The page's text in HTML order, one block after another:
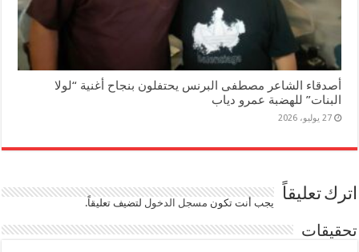
أصدقاء الشاعر مصطفى البرنس يحتفلون بنجاح أغنية “لولا
البنات” للهضبة عمرو دياب
27 يوليو، 2026
اترك تعليقاً يجب أنت تكون مسجل الدخول لتضيف تعليقاً.
تحقيقات